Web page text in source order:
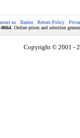
us Basket Return Policy
0664 . Online prices and selection
Copyright © 2001 -